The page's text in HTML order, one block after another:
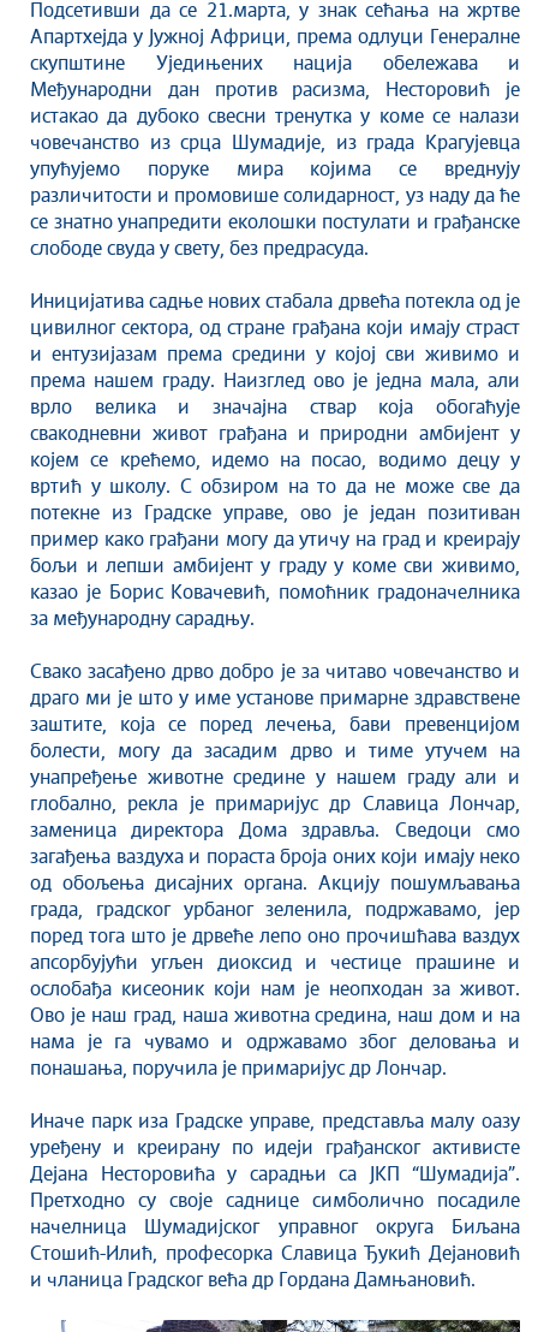
Подсетивши да се 21.марта, у знак сећања на жртве
Апартхејда у Јужној Африци, према одлуци Генералне
скупштине Уједињених нација обележава и
Међународни дан против расизма, Несторовић је
истакао да дубоко свесни тренутка у коме се налази
човечанство из срца Шумадије, из града Крагујевца
упућујемо поруке мира којима се вреднују
различитости и промовише солидарност, уз наду да ће
се знатно унапредити еколошки постулати и грађанске
слободе свуда у свету, без предрасуда.
Иницијатива садње нових стабала дрвећа потекла од је
цивилног сектора, од стране грађана који имају страст
и ентузијазам према средини у којој сви живимо и
према нашем граду. Наизглед ово је једна мала, али
врло велика и значајна ствар која обогаћује
свакодневни живот грађана и природни амбијент у
којем се крећемо, идемо на посао, водимо децу у
вртић у школу. С обзиром на то да не може све да
потекне из Градске управе, ово је један позитиван
пример како грађани могу да утичу на град и креирају
бољи и лепши амбијент у граду у коме сви живимо,
казао је Борис Ковачевић, помоћник градоначелника
за међународну сарадњу.
Свако засађено дрво добро је за читаво човечанство и
драго ми је што у име установе примарне здравствене
заштите, која се поред лечења, бави превенцијом
болести, могу да засадим дрво и тиме утучем на
унапређење животне средине у нашем граду али и
глобално, рекла је примаријус др Славица Лончар,
заменица директора Дома здравља. Сведоци смо
загађења ваздуха и пораста броја оних који имају неко
од обољења дисајних органа. Акцију пошумљавања
града, градског урбаног зеленила, подржавамо, јер
поред тога што је дрвеће лепо оно прочишћава ваздух
апсорбујући угљен диоксид и честице прашине и
ослобађа кисеоник који нам је неопходан за живот.
Ово је наш град, наша животна средина, наш дом и на
нама је га чувамо и одржавамо због деловања и
понашања, поручила је примаријус др Лончар.
Иначе парк иза Градске управе, представља малу оазу
уређену и креирану по идеји грађанског активисте
Дејана Несторовића у сарадњи са ЈКП “Шумадија”.
Претходно су своје саднице симболично посадиле
начелница Шумадијског управног округа Биљана
Стошић-Илић, професорка Славица Ђукић Дејановић
и чланица Градског већа др Гордана Дамњановић.